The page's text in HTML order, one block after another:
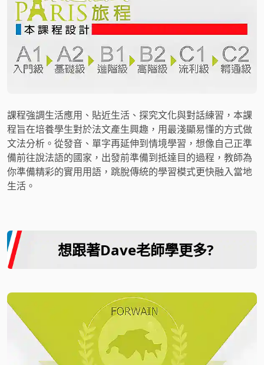
課程強調生活應用、貼近生活、探究文化與對話練習，本課
程旨在培養學生對於法文產生興趣，用最淺顯易懂的方式做
文法分析。從發音、單字再延伸到情境學習，想像自己正準
備前往說法語的國家，出發前準備到抵達目的過程，教師為
你準備精彩的實用用語，跳脫傳統的學習模式更快融入當地
生活。
想跟著Dave老師學更多?